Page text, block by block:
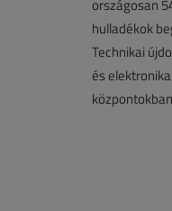
országosan
hulladékok
Technikai
és